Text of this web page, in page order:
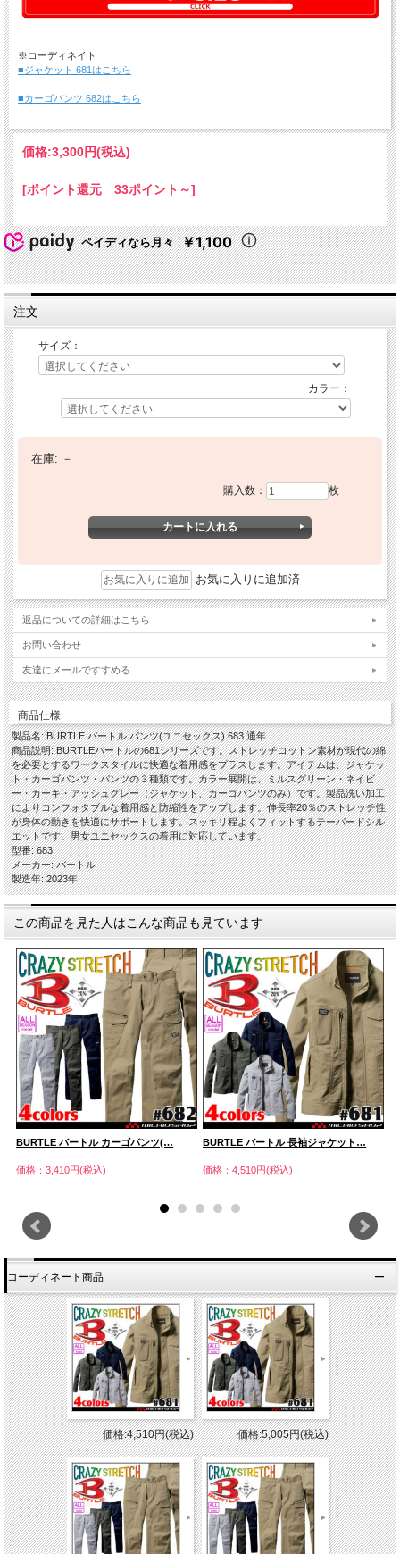
※コーディネイト
■ジャケット 681はこちら
■カーゴパンツ 682はこちら
価格:3,300円(税込)
[ポイント還元 33ポイント～]
ペイディなら月々 ￥1,100
注文
サイズ：
カラー：
在庫: －
購入数： 枚
お気に入りに追加済
返品についての詳細はこちら
お問い合わせ
友達にメールですすめる
商品仕様
製品名: BURTLE バートル パンツ(ユニセックス) 683 通年
商品説明: BURTLEバートルの681シリーズです。ストレッチコットン素材が現代の綿
を必要とするワークスタイルに快適な着用感をプラスします。アイテムは、ジャケッ
ト・カーゴパンツ・パンツの３種類です。カラー展開は、ミルスグリーン・ネイビ
ー・カーキ・アッシュグレー（ジャケット、カーゴパンツのみ）です。製品洗い加工
によりコンフォタブルな着用感と防縮性をアップします。伸長率20％のストレッチ性
が身体の動きを快適にサポートします。スッキリ程よくフィットするテーパードシル
エットです。男女ユニセックスの着用に対応しています。
型番: 683
メーカー: バートル
製造年: 2023年
この商品を見た人はこんな商品も見ています
BURTLE バートル カーゴパンツ(…
価格：3,410円(税込)
BURTLE バートル 長袖ジャケット…
価格：4,510円(税込)
コーディネート商品
価格:4,510円(税込) 価格:5,005円(税込)